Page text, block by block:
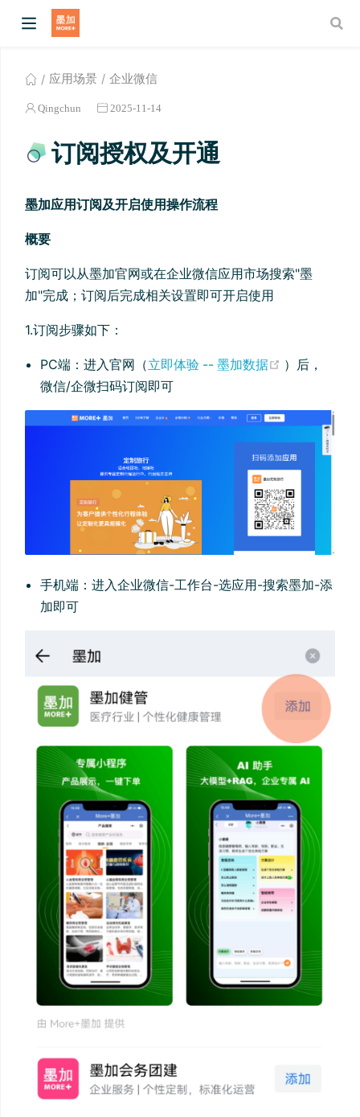
应用场景 企业微信
Qingchun 2025-11-14
订阅授权及开通
墨加应用订阅及开启使用操作流程
概要
订阅可以从墨加官网或在企业微信应用市场搜索"墨
加"完成；订阅后完成相关设置即可开启使用
1.订阅步骤如下：
PC端：进入官网（立即体验 -- 墨加数据 (opens
）后，
微信/企微扫码订阅即可
手机端：进入企业微信-工作台-选应用-搜索墨加-添
加即可